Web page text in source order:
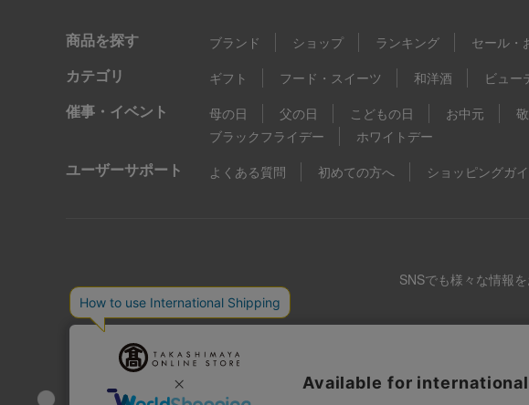
商品を探す ブランド ショップ ランキング セール・
カテゴリ ギフト フード・スイーツ 和洋酒 ビュー
催事・イベント 母の日 父の日 こどもの日 お中元
ブラックフライデー
ホワイトデー
ユーザーサポート よくある質問 初めての方へ ショッピングガ
SNSでも様々な情報